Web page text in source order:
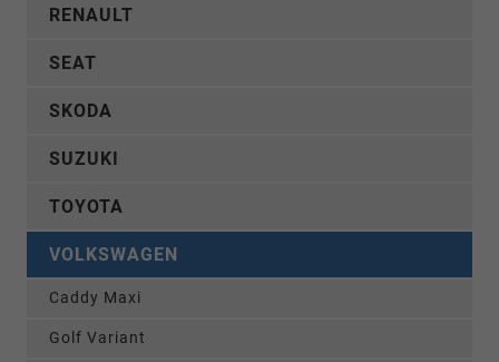
RENAULT
SEAT
SKODA
SUZUKI
TOYOTA
VOLKSWAGEN
Caddy Maxi
Golf Variant